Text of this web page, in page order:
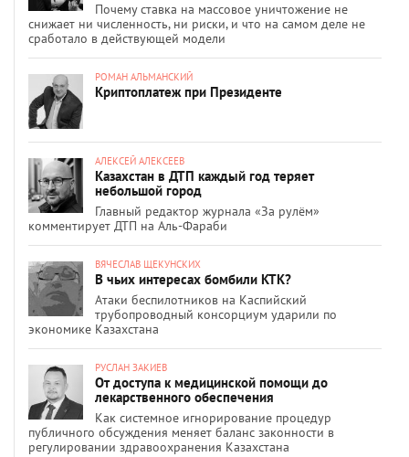
Почему ставка на массовое уничтожение не
снижает ни численность, ни риски, и что на самом деле не
сработало в действующей модели
РОМАН АЛЬМАНСКИЙ
Криптоплатеж при Президенте
АЛЕКСЕЙ АЛЕКСЕЕВ
Казахстан в ДТП каждый год теряет
небольшой город
Главный редактор журнала «За рулём»
комментирует ДТП на Аль-Фараби
ВЯЧЕСЛАВ ЩЕКУНСКИХ
В чьих интересах бомбили КТК?
Атаки беспилотников на Каспийский
трубопроводный консорциум ударили по
экономике Казахстана
РУСЛАН ЗАКИЕВ
От доступа к медицинской помощи до
лекарственного обеспечения
Как системное игнорирование процедур
публичного обсуждения меняет баланс законности в
регулировании здравоохранения Казахстана